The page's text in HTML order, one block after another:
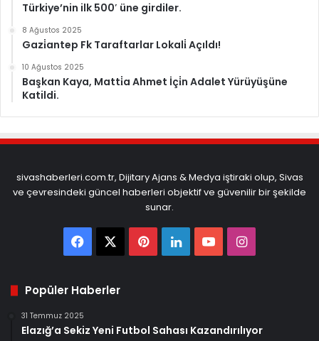
Türkiye’nin ilk 500′ üne girdiler.
8 Ağustos 2025
Gazi̇antep Fk Taraftarlar Lokali̇ Açıldı!
10 Ağustos 2025
Başkan Kaya, Matti̇a Ahmet İçi̇n Adalet Yürüyüşüne
Katildi.
sivashaberleri.com.tr, Dijitary Ajans & Medya iştiraki olup, Sivas
ve çevresindeki güncel haberleri objektif ve güvenilir bir şekilde
sunar.
FacebookPinterest
LinkedInYouTubeInstagram
Popüler Haberler
31 Temmuz 2025
Elazığ’a Sekiz Yeni Futbol Sahası Kazandırılıyor